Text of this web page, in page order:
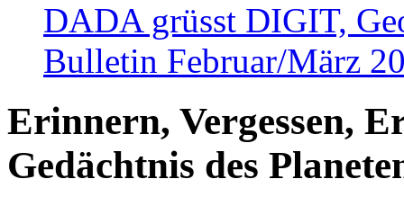
DADA grüsst DIGIT,
Bulletin Februar/März
Erinnern, Vergessen,
Gedächtnis des